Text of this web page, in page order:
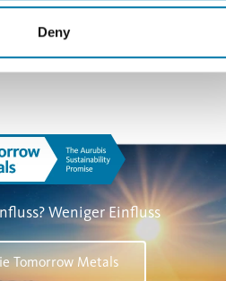
Deny
Weniger Einfluss
Tomorrow Metals